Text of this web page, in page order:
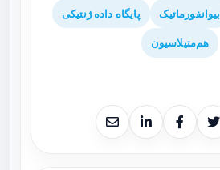
بیوانفورماتیک پایگاه داده ژنتیکی
هم‌متیلاسیون